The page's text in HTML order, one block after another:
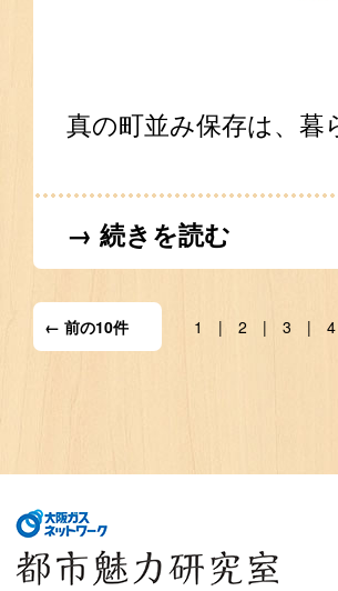
真の町並み保存は、
→ 続きを読む
← 前の10件 1 2 3 4